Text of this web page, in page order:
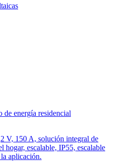
de energía residencial